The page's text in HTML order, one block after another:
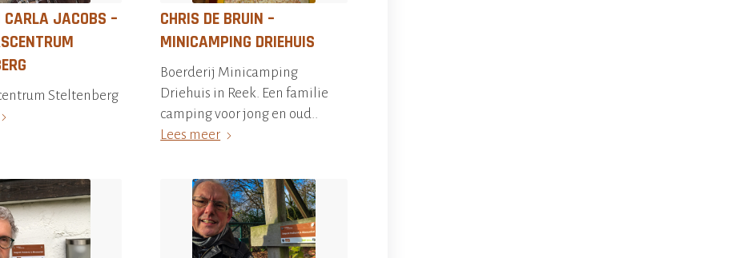
CARLA JACOBS –
Steltenberg
CHRIS DE BRUIN –
MINICAMPING DRIEHUIS
Boerderij Minicamping
Driehuis in Reek. Een familie
camping voor jong en oud..
Lees meer